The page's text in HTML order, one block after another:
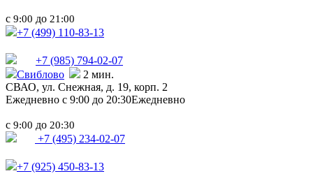
с 9:00 до 21:00
+7 (499) 110-83-13
+7 (985) 794-02-07
Свиблово
2 мин.
СВАО, ул. Снежная, д. 19, корп. 2
Ежедневно с 9:00 до 20:30Ежедневно
с 9:00 до 20:30
+7 (495) 234-02-07
+7 (925) 450-83-13